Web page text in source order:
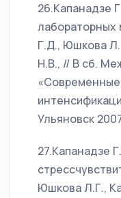
26.Капанадзе
лабораторных
Г.Д., Юшкова
Н.В., // В сб.
Ульяновск
27.Капанадзе
Юшкова Л.Г.,